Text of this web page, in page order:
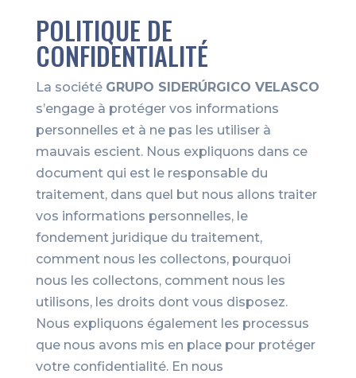
POLITIQUE DE
CONFIDENTIALITÉ
La société GRUPO SIDERÚRGICO VELASCO
s’engage à protéger vos informations
personnelles et à ne pas les utiliser à
mauvais escient. Nous expliquons dans ce
document qui est le responsable du
traitement, dans quel but nous allons traiter
vos informations personnelles, le
fondement juridique du traitement,
comment nous les collectons, pourquoi
nous les collectons, comment nous les
utilisons, les droits dont vous disposez.
Nous expliquons également les processus
que nous avons mis en place pour protéger
votre confidentialité. En nous